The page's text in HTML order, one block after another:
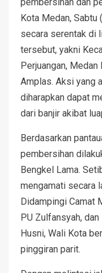
Kota Medan,
secara serentak di
tersebut, yakni
Perjuangan, Medan
Amplas. Aksi yang
diharapkan dapat
dari banjir akibat
Berdasarkan
pembersihan
Bengkel Lama.
mengamati secara
Didampingi Camat
PU Zulfansyah,
Husni, Wali Kota
pinggiran parit.